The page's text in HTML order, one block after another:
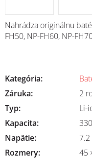
Nahrádza originálnu
FH50, NP-FH60, NP-
Kategória:
Záruka:
2
Typ:
Li-
Kapacita:
Napätie:
7.2
Rozmery:
45